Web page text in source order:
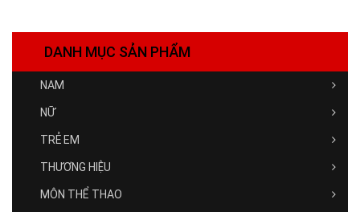
DANH MỤC SẢN PHẨM
NAM
NỮ
TRẺ EM
THƯƠNG HIỆU
MÔN THỂ THAO